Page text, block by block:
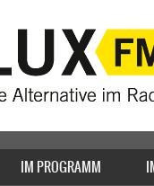
IM PROGRAMM